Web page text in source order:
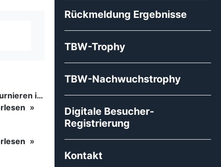
Tanzsport auf höchstem Niveau: Begeisterung bei den Turnieren in…
Rückmeldung Ergebnisse
TBW-Trophy
TBW-Nachwuchstrophy
Digitale Besucher-
Registrierung
Kontakt